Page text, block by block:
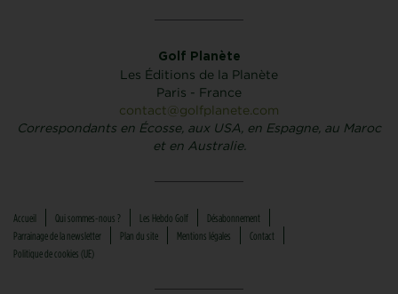
Golf Planète
Les Éditions de la Planète
Paris - France
contact@golfplanete.com
Correspondants en Écosse, aux USA, en Espagne, au Maroc
et en Australie.
Accueil Qui sommes-nous ? Les Hebdo Golf
Désabonnement
Parrainage de la newsletter
Plan du site Mentions légales
Contact
Politique de cookies (UE)